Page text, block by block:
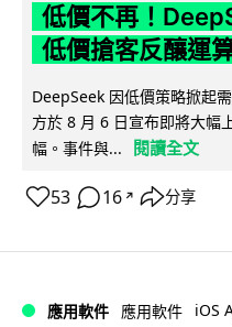
低價不再！
低價搶客反釀運
DeepSeek 因低價策略掀起
方於 8 月 6 日宣布即將大幅
幅。事件與...
閱讀全文
53 16 ↗ 分享
應用軟件 應用軟件 iOS